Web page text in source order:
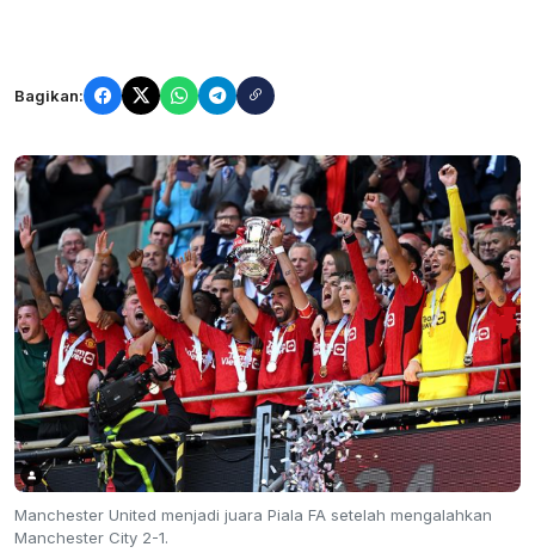
Bagikan:
Manchester United menjadi juara Piala FA setelah mengalahkan
Manchester City 2-1.